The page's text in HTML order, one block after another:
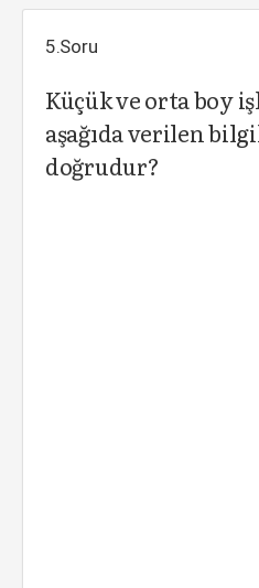
5.Soru
Küçük ve orta boy
aşağıda verilen
doğrudur?